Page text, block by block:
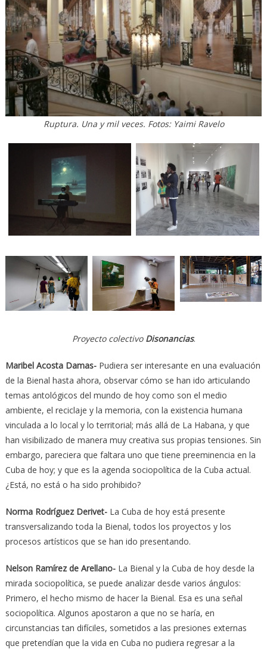
Ruptura. Una y mil veces. Fotos: Yaimi Ravelo
Proyecto colectivoDisonancias.
Maribel Acosta Damas-Pudiera ser interesante en una evaluación
de la Bienal hasta ahora, observar cómo se han ido articulando
temas antológicos del mundo de hoy como son el medio
ambiente, el reciclaje y la memoria, con la existencia humana
vinculada a lo local y lo territorial; más allá de La Habana, y que
han visibilizado de manera muy creativa sus propias tensiones. Sin
embargo, pareciera que faltara uno que tiene preeminencia en la
Cuba de hoy; y que es la agenda sociopolítica de la Cuba actual.
¿Está, no está o ha sido prohibido?
Norma Rodríguez Derivet-La Cuba de hoy está presente
transversalizando toda la Bienal, todos los proyectos y los
procesos artísticos que se han ido presentando.
Nelson Ramírez de Arellano-La Bienal y la Cuba de hoy desde la
mirada sociopolítica, se puede analizar desde varios ángulos:
Primero, el hecho mismo de hacer la Bienal. Esa es una señal
sociopolítica. Algunos apostaron a que no se haría, en
circunstancias tan difíciles, sometidos a las presiones externas
que pretendían que la vida en Cuba no pudiera regresar a la